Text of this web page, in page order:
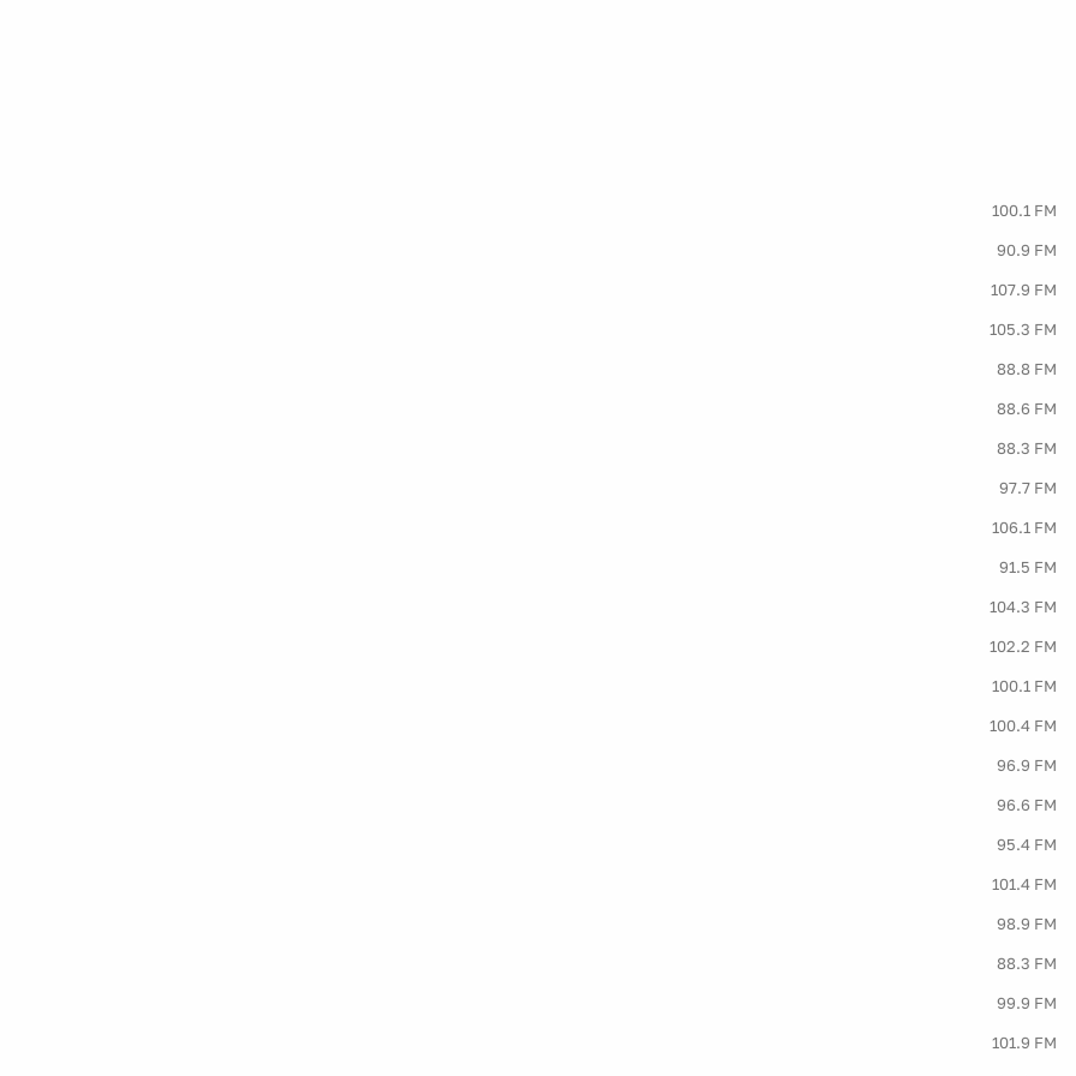
100.1 FM
90.9 FM
107.9 FM
105.3 FM
88.8 FM
88.6 FM
88.3 FM
97.7 FM
106.1 FM
91.5 FM
104.3 FM
102.2 FM
100.1 FM
100.4 FM
96.9 FM
96.6 FM
95.4 FM
101.4 FM
98.9 FM
88.3 FM
99.9 FM
101.9 FM